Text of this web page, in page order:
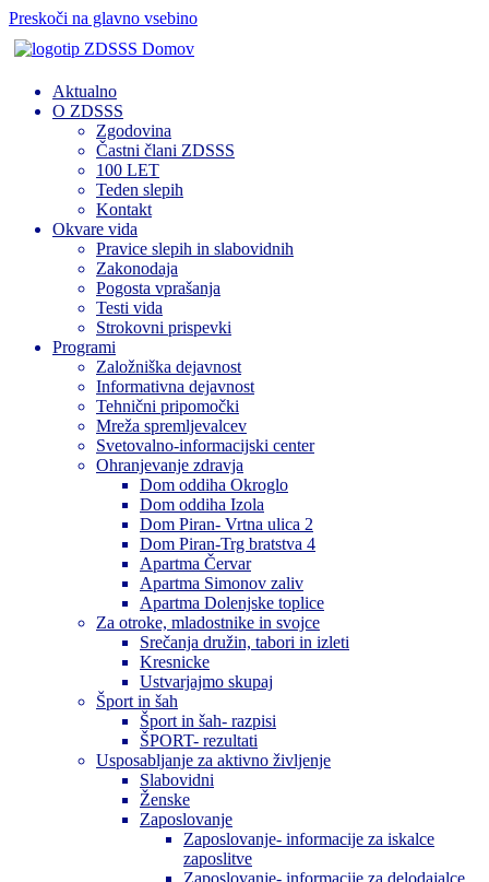
Preskoči na glavno vsebino
Domov
Aktualno
O ZDSSS
Zgodovina
Častni člani ZDSSS
100 LET
Teden slepih
Kontakt
Okvare vida
Pravice slepih in slabovidnih
Zakonodaja
Pogosta vprašanja
Testi vida
Strokovni prispevki
Programi
Založniška dejavnost
Informativna dejavnost
Tehnični pripomočki
Mreža spremljevalcev
Svetovalno-informacijski center
Ohranjevanje zdravja
Dom oddiha Okroglo
Dom oddiha Izola
Dom Piran- Vrtna ulica 2
Dom Piran-Trg bratstva 4
Apartma Červar
Apartma Simonov zaliv
Apartma Dolenjske toplice
Za otroke, mladostnike in svojce
Srečanja družin, tabori in izleti
Kresnicke
Ustvarjajmo skupaj
Šport in šah
Šport in šah- razpisi
ŠPORT- rezultati
Usposabljanje za aktivno življenje
Slabovidni
Ženske
Zaposlovanje
Zaposlovanje- informacije za iskalce
zaposlitve
Zaposlovanje- informacije za delodajalce